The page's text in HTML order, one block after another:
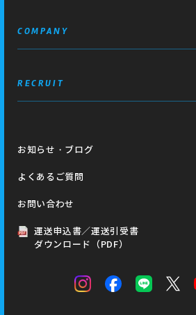
COMPANY
RECRUIT
お知らせ・ブログ
よくあるご質問
お問い合わせ
運送申込書／運送引受書
ダウンロード（PDF）